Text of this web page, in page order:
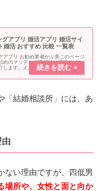
グアプリ 婚活アプリ 婚活サイ
婚活 おすすめ 比較 一覧表
アプリ お勧め業者かぶ美このページ
めのマッチングアプリ（婚活サイ
します。えふ子大半の業者は男女共
切無料なのでまずは無料で使ってみ
ログ管理人は以下のマッチングアプ
「結婚相談所」には、あ
ない理由ですが、四低男
場所や、女性と面と向か